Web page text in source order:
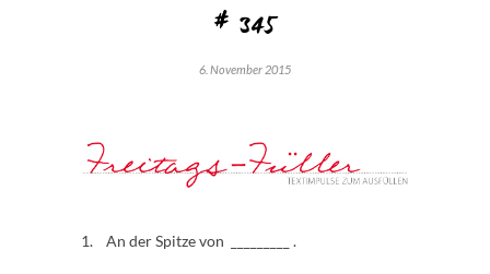
# 345
6. November 2015
1. An der Spitze von _________ .